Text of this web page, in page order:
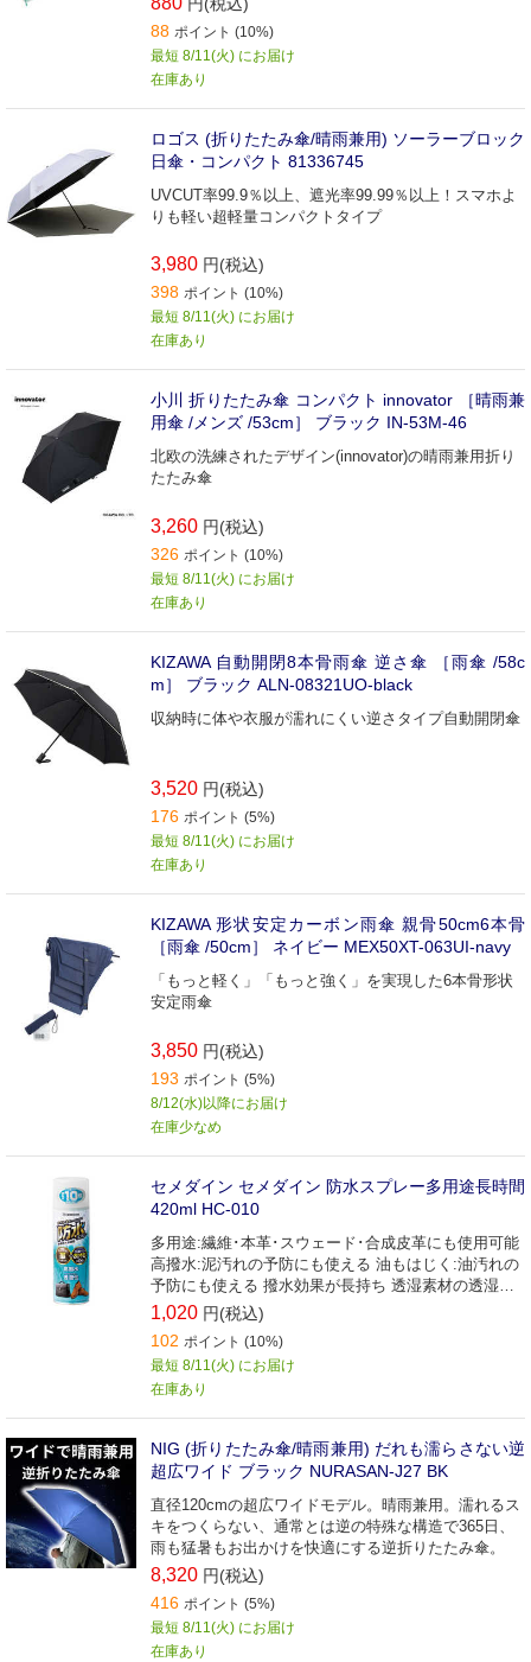
88 ポイント (10%)
最短 8/11(火) にお届け
在庫あり
ロゴス (折りたたみ傘/晴雨兼用) ソーラーブロック
日傘・コンパクト 81336745
UVCUT率99.9％以上、遮光率99.99％以上！スマホよ
りも軽い超軽量コンパクトタイプ
3,980 円(税込)
398 ポイント (10%)
最短 8/11(火) にお届け
在庫あり
小川 折りたたみ傘 コンパクト innovator ［晴雨兼
用傘 /メンズ /53cm］ ブラック IN-53M-46
北欧の洗練されたデザイン(innovator)の晴雨兼用折り
たたみ傘
3,260 円(税込)
326 ポイント (10%)
最短 8/11(火) にお届け
在庫あり
KIZAWA 自動開閉8本骨雨傘 逆さ傘 ［雨傘 /58c
m］ ブラック ALN-08321UO-black
収納時に体や衣服が濡れにくい逆さタイプ自動開閉傘
3,520 円(税込)
176 ポイント (5%)
最短 8/11(火) にお届け
在庫あり
KIZAWA 形状安定カーボン雨傘 親骨50cm6本骨
［雨傘 /50cm］ ネイビー MEX50XT-063UI-navy
「もっと軽く」「もっと強く」を実現した6本骨形状
安定雨傘
3,850 円(税込)
193 ポイント (5%)
8/12(水)以降にお届け
在庫少なめ
セメダイン セメダイン 防水スプレー多用途長時間
420ml HC-010
多用途:繊維･本革･スウェード･合成皮革にも使用可能
高撥水:泥汚れの予防にも使える 油もはじく:油汚れの
予防にも使える 撥水効果が長持ち 透湿素材の透湿性
を損なわない
1,020 円(税込)
102 ポイント (10%)
最短 8/11(火) にお届け
在庫あり
NIG (折りたたみ傘/晴雨兼用) だれも濡らさない逆
超広ワイド ブラック NURASAN-J27 BK
直径120cmの超広ワイドモデル。晴雨兼用。濡れるス
キをつくらない、通常とは逆の特殊な構造で365日、
雨も猛暑もお出かけを快適にする逆折りたたみ傘。
8,320 円(税込)
416 ポイント (5%)
最短 8/11(火) にお届け
在庫あり